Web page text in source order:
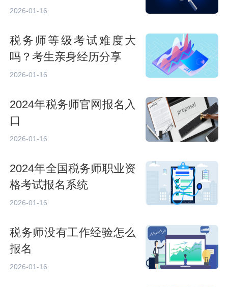
2026-01-16
税务师等级考试难度大
吗？考生亲身经历分享
2026-01-16
2024年税务师官网报名入
口
2026-01-16
2024年全国税务师职业资
格考试报名系统
2026-01-16
税务师没有工作经验怎么
报名
2026-01-16